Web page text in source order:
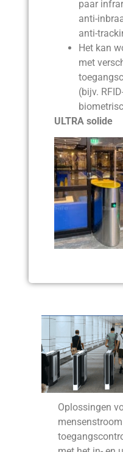
paar
anti-
anti-
Het kan
met
(bijv.
ULTRA solide
Driehekken
draai- of
grote
draaideuren
Oplossingen